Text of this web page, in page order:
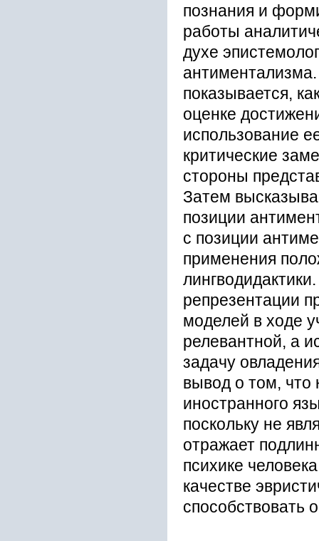
познания и
работы
духе
показывается,
оценке
использование
критические
стороны
Затем
позиции
с позиции
применения
репрезентации
моделей в ходе
релевантной, а
задачу
вывод о том, что
иностранного
поскольку не
отражает
психике
качестве
способствовать